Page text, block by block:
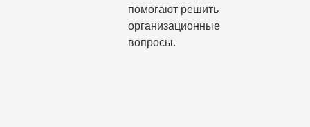
помогают решить
организационные
вопросы.